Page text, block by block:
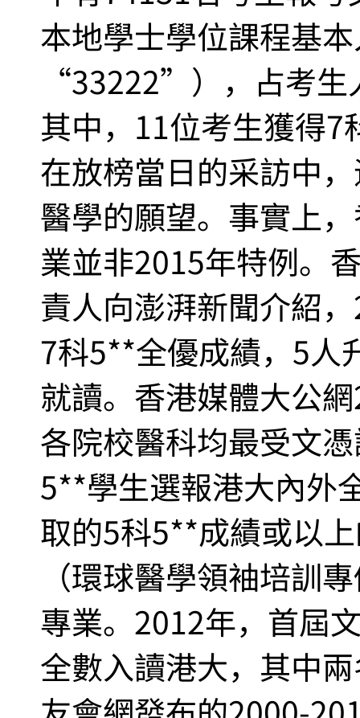
本地學士學位課程基
“33222”），占考生
其中，11位考生獲得
在放榜當日的采訪中
醫學的願望。事實上
業並非2015年特例。
責人向澎湃新聞介紹
7科5**全優成績，5人
就讀。香港媒體大公
各院校醫科均最受文
5**學生選報港大內外
取的5科5**成績或以
（環球醫學領袖培訓
專業。2012年，首屆
全數入讀港大，其中